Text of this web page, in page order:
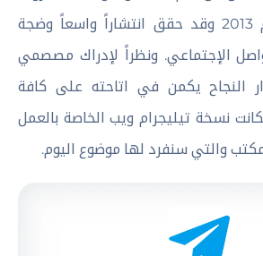
في 20 أكتوبر لعام 2013 وقد حقق انتشاراً واسعاً وضجة
الإجتماعي. ونظراً لإدراك مصصمي
النجاح يكمن في اتاحته على كافة
نسخة تيليجرام ويب الخاصة بالعمل
والتي سنفرد لها موضوع اليوم.